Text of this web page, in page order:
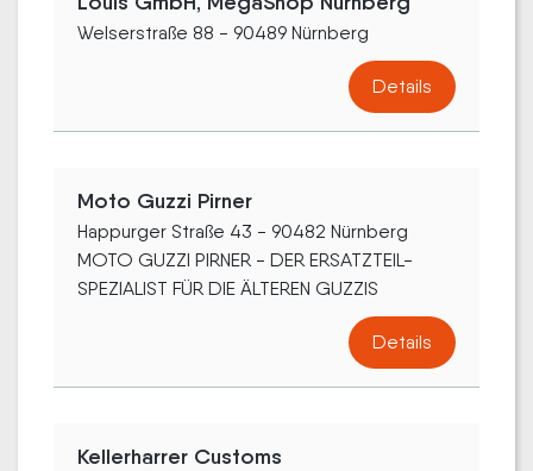
Welserstraße 88 - 90489 Nürnberg
Details
Moto Guzzi Pirner
Happurger Straße 43 - 90482 Nürnberg
MOTO GUZZI PIRNER - DER ERSATZTEIL-
SPEZIALIST FÜR DIE ÄLTEREN GUZZIS
Details
Kellerharrer Customs